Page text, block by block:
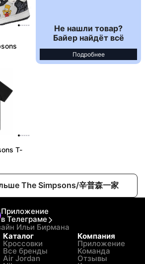
Не нашли товар?
Байер найдёт всё
Подробнее
T-
The Simpsons/辛普森一家
Приложение
в Телеграме
Ильи Бирмана
Каталог
Кроссовки
Все бренды
Air Jordan
Компания
Приложение
Команда
Отзывы